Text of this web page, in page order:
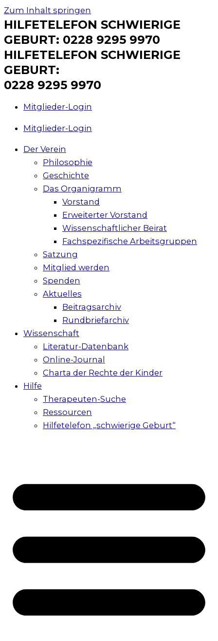
Zum Inhalt springen
HILFETELEFON SCHWIERIGE
GEBURT: 0228 9295 9970
HILFETELEFON SCHWIERIGE
GEBURT:
0228 9295 9970
Mitglieder-Login
Mitglieder-Login
Der Verein
Philosophie
Geschichte
Das Organigramm
Vorstand
Erweiterter Vorstand
Wissenschaftlicher Beirat
Fachspezifische Arbeitsgruppen
Satzung
Mitglied werden
Spenden
Aktuelles
Beitragsarchiv
Rundbriefarchiv
Wissenschaft
Literatur-Datenbank
Online-Journal
Charta der Rechte der Kinder
Hilfe
Therapeuten-Suche
Ressourcen
Hilfetelefon „schwierige Geburt“